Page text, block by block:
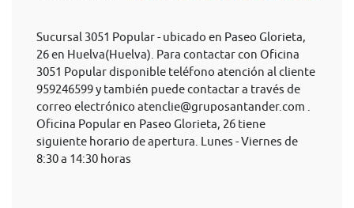
Sucursal 3051 Popular - ubicado en Paseo Glorieta,
26 en Huelva(Huelva). Para contactar con Oficina
3051 Popular disponible teléfono atención al cliente
959246599 y también puede contactar a través de
correo electrónico atenclie@gruposantander.com
Oficina Popular en Paseo Glorieta, 26 tiene
siguiente horario de apertura. Lunes - Viernes de
8:30 a 14:30 horas